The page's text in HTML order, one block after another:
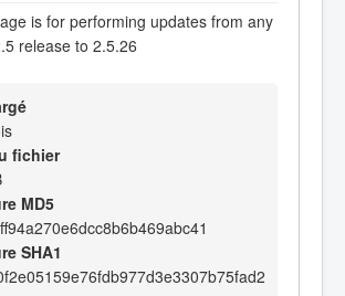
is for performing updates from any
release to 2.5.26
fichier
MD5
SHA1